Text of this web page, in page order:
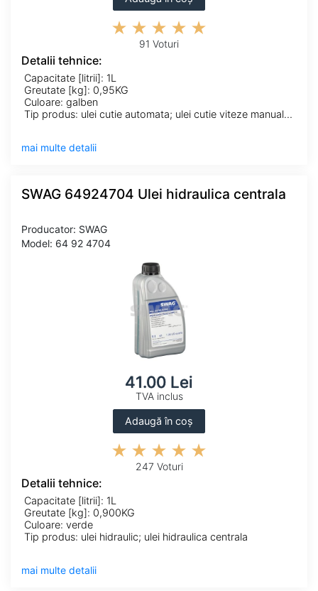
91 Voturi
Detalii tehnice:
Capacitate [litrii]: 1L
Greutate [kg]: 0,95KG
Culoare: galben
Tip produs: ulei cutie automata; ulei cutie viteze manuala; ulei de transmisie; ulei diferential; ulei hidraulic; ulei servodirectie
mai multe detalii
SWAG 64924704 Ulei hidraulica centrala
Producator: SWAG
Model: 64 92 4704
41.00 Lei
TVA inclus
Adaugă în coș
247 Voturi
Detalii tehnice:
Capacitate [litrii]: 1L
Greutate [kg]: 0,900KG
Culoare: verde
Tip produs: ulei hidraulic; ulei hidraulica centrala
mai multe detalii